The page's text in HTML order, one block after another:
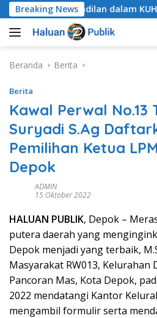
Langsung
ke
konten
Breaking Newsdalam KUHAP Baru
Beranda Berita
Berita
Kawal Perwal No.13
Suryadi S.Ag
Pemilihan Ketua
Depok
ADMIN
15 Oktober 2022
HALUAN PUBLIK, Depok –
putera daerah yang
Depok menjadi yang terbaik,
Masyarakat RW013, Kelurahan
Pancoran Mas, Kota Depok,
2022 mendatangi Kantor
mengambil formulir serta